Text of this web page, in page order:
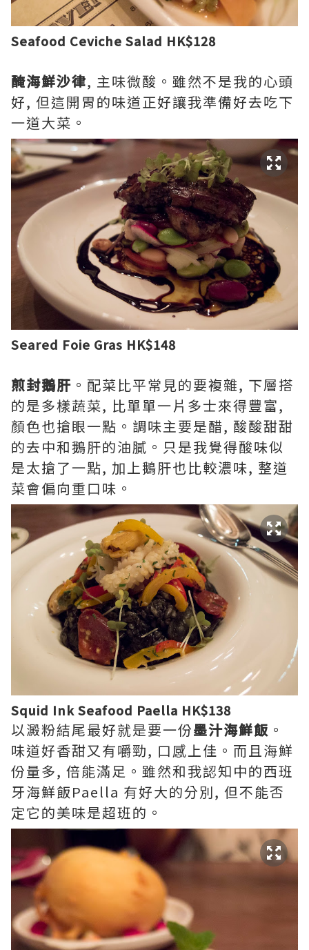
Seafood Ceviche Salad HK$128
醃海鮮沙律, 主味微酸。雖然不是我的心頭
好, 但這開胃的味道正好讓我準備好去吃下
一道大菜。
Seared Foie Gras HK$148
煎封鵝肝 。配菜比平常見的要複雜, 下層搭
的是多樣蔬菜, 比單單一片多士來得豐富,
顏色也搶眼一點。調味主要是醋, 酸酸甜甜
的去中和鵝肝的油膩。只是我覺得酸味似
是太搶了一點, 加上鵝肝也比較濃味, 整道
菜會偏向重口味。
Squid Ink Seafood Paella HK$138
以澱粉結尾最好就是要一份墨汁海鮮飯 。
味道好香甜又有嚼勁, 口感上佳。而且海鮮
份量多, 倍能滿足。雖然和我認知中的西班
牙海鮮飯Paella 有好大的分別, 但不能否
定它的美味是超班的。